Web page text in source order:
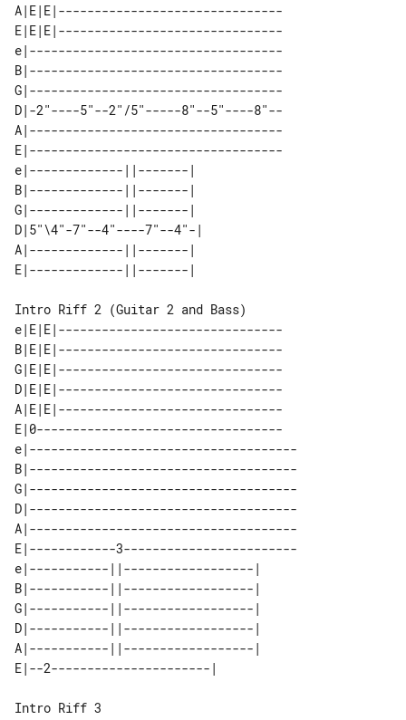
A|E|E|-------------------------------
E|E|E|-------------------------------
e|-----------------------------------
B|-----------------------------------
G|-----------------------------------
D|-2"----5"--2"/5"-----8"--5"----8"--
A|-----------------------------------
E|-----------------------------------
e|-------------||-------|
B|-------------||-------|
G|-------------||-------|
D|5"\4"-7"--4"----7"--4"-|
A|-------------||-------|
e|E|E|-------------------------------
B|E|E|-------------------------------
G|E|E|-------------------------------
D|E|E|-------------------------------
A|E|E|-------------------------------
E|0----------------------------------
e|-------------------------------------
B|-------------------------------------
G|-------------------------------------
D|-------------------------------------
A|-------------------------------------
E|------------3------------------------
e|-----------||------------------|
B|-----------||------------------|
G|-----------||------------------|
D|-----------||------------------|
A|-----------||------------------|
Intro Riff 3